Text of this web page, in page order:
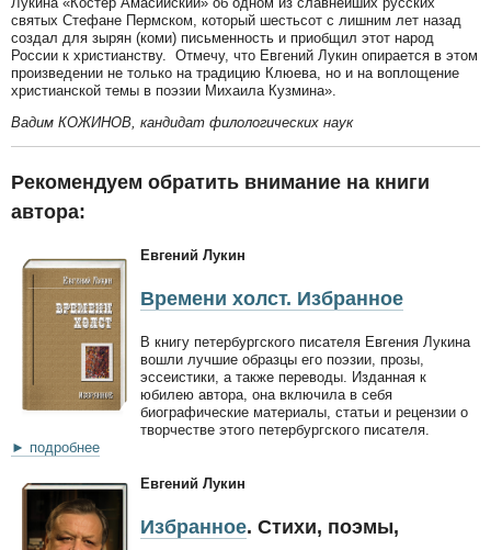
святых Стефане Пермском, который шестьсот с лишним лет назад
создал для зырян (коми) письменность и приобщил этот народ
России к христианству. Отмечу, что Евгений Лукин опирается в этом
произведении не только на традицию Клюева, но и на воплощение
христианской темы в поэзии Михаила Кузмина».
Вадим КОЖИНОВ, кандидат филологических наук
Рекомендуем обратить внимание на книги
автора:
Евгений Лукин
Времени холст. Избранное
В книгу петербургского писателя Евгения Лукина
вошли лучшие образцы его поэзии, прозы,
эссеистики, а также переводы. Изданная к
юбилею автора, она включила в себя
биографические материалы, статьи и рецензии о
творчестве этого петербургского писателя.
► подробнее
Евгений Лукин
Избранное. Стихи, поэмы,